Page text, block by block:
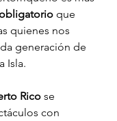
que
quienes nos
generación de
Isla.
Rico se
con